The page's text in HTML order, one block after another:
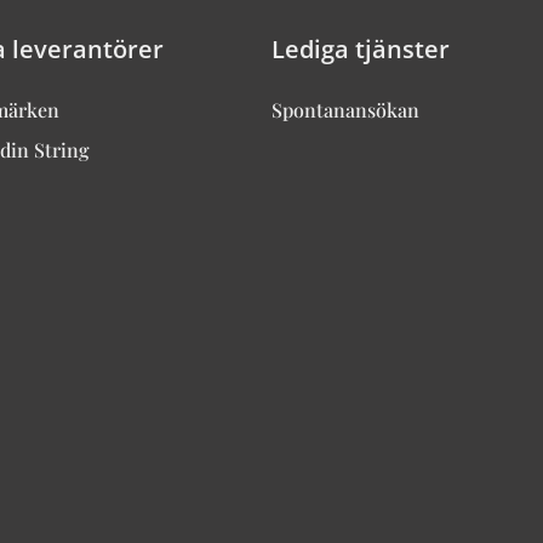
leverantörer
String
Lediga tjänster
Spontanansökan